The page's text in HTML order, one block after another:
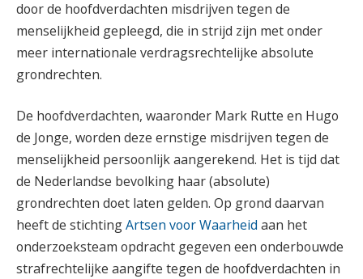
door de hoofdverdachten misdrijven tegen de
menselijkheid gepleegd, die in strijd zijn met onder
meer internationale verdragsrechtelijke absolute
grondrechten.
De hoofdverdachten, waaronder Mark Rutte en Hugo
de Jonge, worden deze ernstige misdrijven tegen de
menselijkheid persoonlijk aangerekend. Het is tijd dat
de Nederlandse bevolking haar (absolute)
grondrechten doet laten gelden. Op grond daarvan
heeft de stichtingArtsen voor Waarheid aan het
onderzoeksteam opdracht gegeven een onderbouwde
strafrechtelijke aangifte tegen de hoofdverdachten in